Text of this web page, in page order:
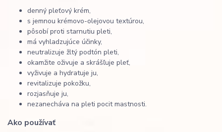
denný pleťový krém,
s jemnou krémovo-olejovou textúrou,
pôsobí proti starnutiu pleti,
má vyhladzujúce účinky,
neutralizuje žltý podtón pleti,
okamžite oživuje a skrášľuje pleť,
vyživuje a hydratuje ju,
revitalizuje pokožku,
rozjasňuje ju,
nezanecháva na pleti pocit mastnosti.
Ako používať